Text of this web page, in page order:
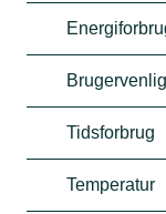
Tidsforbrug
Temperatur